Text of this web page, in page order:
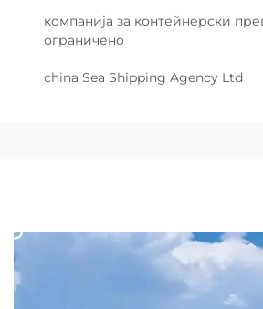
компанија за контейнерски
ограничено
china Sea Shipping Agency Ltd